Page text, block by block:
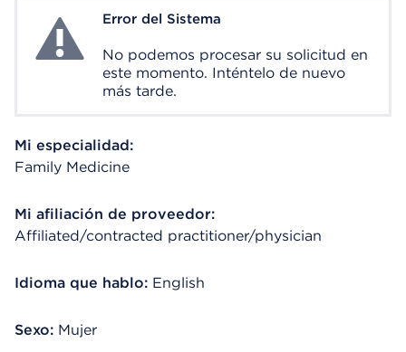
System ErrorError del Sistema
No podemos procesar su solicitud en
este momento. Inténtelo de nuevo
más tarde.
Mi especialidad:
Family Medicine
Mi afiliación de proveedor:
Affiliated/contracted practitioner/physician
Idioma que hablo: English
Sexo: Mujer